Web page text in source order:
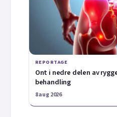
REPORTAGE
Ont i nedre delen av
behandling
8 aug 2026